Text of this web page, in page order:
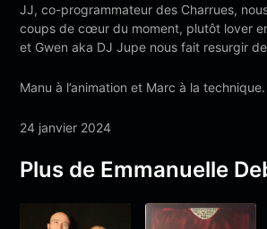
JJ, co-programmateur des Charrues,
coups de cœur du moment, plutôt lover
et Gwen aka DJ Jupe nous fait resurgir
Manu à l’animation et Marc à la technique.
24 janvier 2024
Plus de Emmanuelle